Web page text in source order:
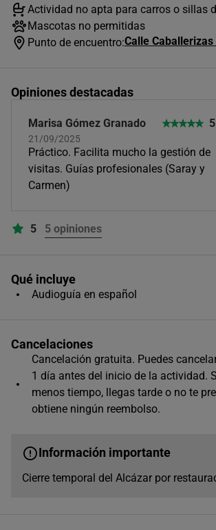
1
2
3
4 5 6 7 8
9
17
18 19 20
24
25 26 27 28 29
30
31
Horas disponibles (1)
Único horario disponible
Actividad no apta para carros o sillas
Mascotas no permitidas
Punto de encuentro:Calle Caballerizas
Opiniones destacadas
Marisa Gómez Granado
21/09/2025
5
Práctico. Facilita mucho la gestión de
visitas. Guías profesionales (Saray y
Carmen)
5 5 opiniones
Qué incluye
Audioguía en español
Cancelaciones
Cancelación gratuita. Puedes
1 día antes del inicio de la actividad.
menos tiempo, llegas tarde o no te
obtiene ningún reembolso.
Información importante
Cierre temporal del Alcázar por